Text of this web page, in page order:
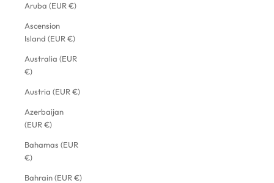
Aruba (EUR €)
Ascension
Island (EUR €)
Australia (EUR
€)
Austria (EUR €)
Azerbaijan
(EUR €)
Bahamas (EUR
€)
Bahrain (EUR €)